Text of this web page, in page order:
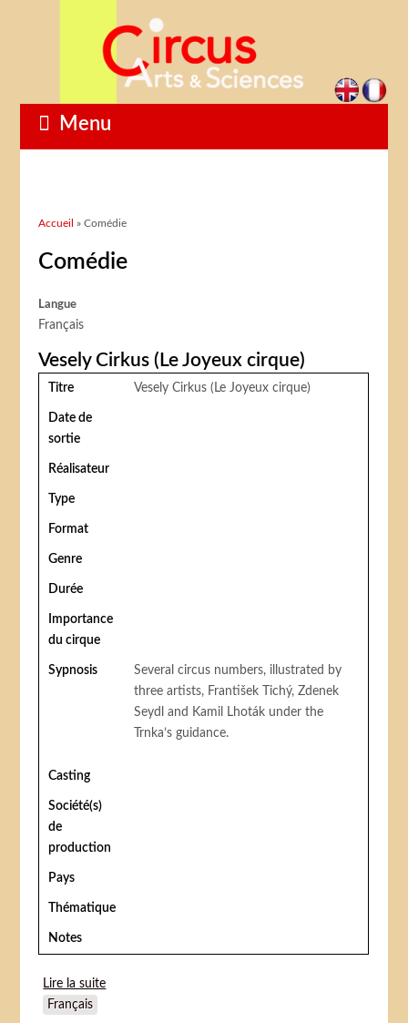
Menu
Vous êtes ici
Accueil » Comédie
Comédie
Langue
Français
Vesely Cirkus (Le Joyeux cirque)
Titre Vesely Cirkus (Le Joyeux cirque)
Date de
sortie
Réalisateur
Type
Format
Genre
Durée
Importance
du cirque
Sypnosis
Several circus numbers, illustrated by
three artists, František Tichý, Zdenek
Seydl and Kamil Lhoták under the
Trnka’s guidance.
Casting
Société(s)
de
production
Pays
Thématique
Notes
Lire la suite
Français